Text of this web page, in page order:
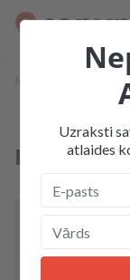
Ierāmētas
Uzraksti
atlaides